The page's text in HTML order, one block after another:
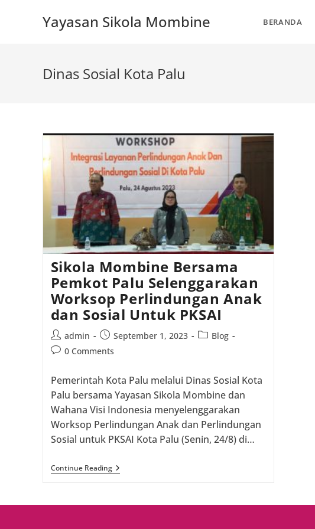
Yayasan Sikola Mombine BERANDA
Dinas Sosial Kota Palu
Sikola Mombine Bersama
Pemkot Palu Selenggarakan
Worksop Perlindungan Anak
dan Sosial Untuk PKSAI
Post
author:
admin
Post
published:
September 1, 2023
PostBlog
Post0 Comments
Pemerintah Kota Palu melalui Dinas Sosial Kota
Palu bersama Yayasan Sikola Mombine dan
Wahana Visi Indonesia menyelenggarakan
Worksop Perlindungan Anak dan Perlindungan
Sosial untuk PKSAI Kota Palu (Senin, 24/8) di…
Continue ReadingSikola
Mombine
Palu